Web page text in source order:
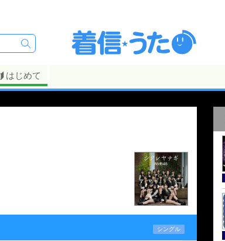
はじめて
シングル